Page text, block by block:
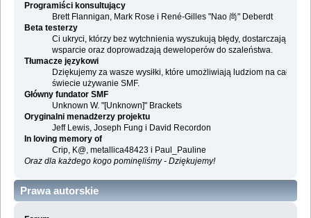
Programiści konsultujący
Brett Flannigan, Mark Rose i René-Gilles "Nao 尚" Deberdt
Beta testerzy
Ci ukryci, którzy bez wytchnienia wyszukują błędy, dostarczają
wsparcie oraz doprowadzają deweloperów do szaleństwa.
Tłumacze językowi
Dziękujemy za wasze wysiłki, które umożliwiają ludziom na całym
świecie używanie SMF.
Główny fundator SMF
Unknown W. "[Unknown]" Brackets
Oryginalni menadżerzy projektu
Jeff Lewis, Joseph Fung i David Recordon
In loving memory of
Crip, K@, metallica48423 i Paul_Pauline
Oraz dla każdego kogo pominęliśmy - Dziękujemy!
Prawa autorskie